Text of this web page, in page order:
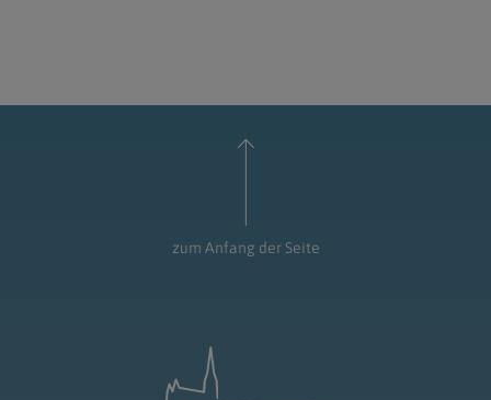
zum Anfang der Seite